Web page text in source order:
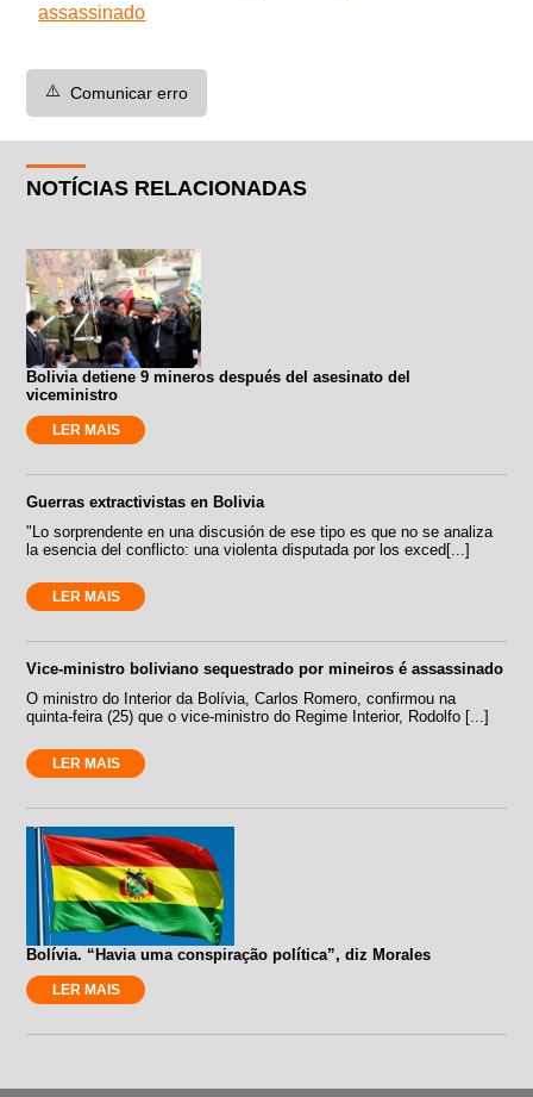
assassinado
⚠️ Comunicar erro
NOTÍCIAS RELACIONADAS
Bolivia detiene 9 mineros después del asesinato del
viceministro
LER MAIS
Guerras extractivistas en Bolivia
"Lo sorprendente en una discusión de ese tipo es que no se analiza
la esencia del conflicto: una violenta disputada por los exced[...]
LER MAIS
Vice-ministro boliviano sequestrado por mineiros é assassinado
O ministro do Interior da Bolívia, Carlos Romero, confirmou na
quinta-feira (25) que o vice-ministro do Regime Interior, Rodolfo [...]
LER MAIS
Bolívia. “Havia uma conspiração política”, diz Morales
LER MAIS